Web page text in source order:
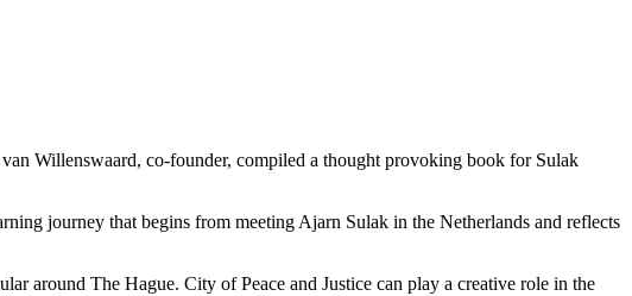
Willenswaard, co-founder, compiled a thought provoking book for Sulak
journey that begins from meeting Ajarn Sulak in the Netherlands and reflects
around The Hague. City of Peace and Justice can play a creative role in the